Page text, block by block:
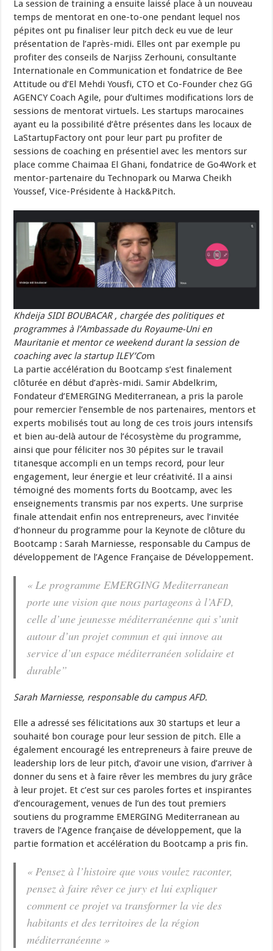
La session de training a ensuite laissé place à un nouveau
temps de mentorat en one-to-one pendant lequel nos
pépites ont pu finaliser leur pitch deck eu vue de leur
présentation de l’après-midi. Elles ont par exemple pu
profiter des conseils de Narjiss Zerhouni, consultante
Internationale en Communication et fondatrice de Bee
Attitude ou d’El Mehdi Yousfi, CTO et Co-Founder chez GG
AGENCY Coach Agile, pour d’ultimes modifications lors de
sessions de mentorat virtuels. Les startups marocaines
ayant eu la possibilité d’être présentes dans les locaux de
LaStartupFactory ont pour leur part pu profiter de
sessions de coaching en présentiel avec les mentors sur
place comme Chaimaa El Ghani, fondatrice de Go4Work et
mentor-partenaire du Technopark ou Marwa Cheikh
Youssef, Vice-Présidente à Hack&Pitch.
Khdeija SIDI BOUBACAR , chargée des politiques et
programmes à l’Ambassade du Royaume-Uni en
Mauritanie et mentor ce weekend durant la session de
coaching avec la startup ILEY’Com
La partie accélération du Bootcamp s’est finalement
clôturée en début d’après-midi. Samir Abdelkrim,
Fondateur d’EMERGING Mediterranean, a pris la parole
pour remercier l’ensemble de nos partenaires, mentors et
experts mobilisés tout au long de ces trois jours intensifs
et bien au-delà autour de l’écosystème du programme,
ainsi que pour féliciter nos 30 pépites sur le travail
titanesque accompli en un temps record, pour leur
engagement, leur énergie et leur créativité. Il a ainsi
témoigné des moments forts du Bootcamp, avec les
enseignements transmis par nos experts. Une surprise
finale attendait enfin nos entrepreneurs, avec l’invitée
d’honneur du programme pour la Keynote de clôture du
Bootcamp : Sarah Marniesse, responsable du Campus de
développement de l’Agence Française de Développement.
« Le programme EMERGING Mediterranean
porte une vision que nous partageons à l’AFD,
celle d’une jeunesse méditerranéenne qui s’unit
autour d’un projet commun et qui innove au
service d’un espace méditerranéen solidaire et
durable”
Sarah Marniesse, responsable du campus AFD.
Elle a adressé ses félicitations aux 30 startups et leur a
souhaité bon courage pour leur session de pitch. Elle a
également encouragé les entrepreneurs à faire preuve de
leadership lors de leur pitch, d’avoir une vision, d’arriver à
donner du sens et à faire rêver les membres du jury grâce
à leur projet. Et c’est sur ces paroles fortes et inspirantes
d’encouragement, venues de l’un des tout premiers
soutiens du programme EMERGING Mediterranean au
travers de l’Agence française de développement, que la
partie formation et accélération du Bootcamp a pris fin.
« Pensez à l’histoire que vous voulez raconter,
pensez à faire rêver ce jury et lui expliquer
comment ce projet va transformer la vie des
habitants et des territoires de la région
méditerranéenne »